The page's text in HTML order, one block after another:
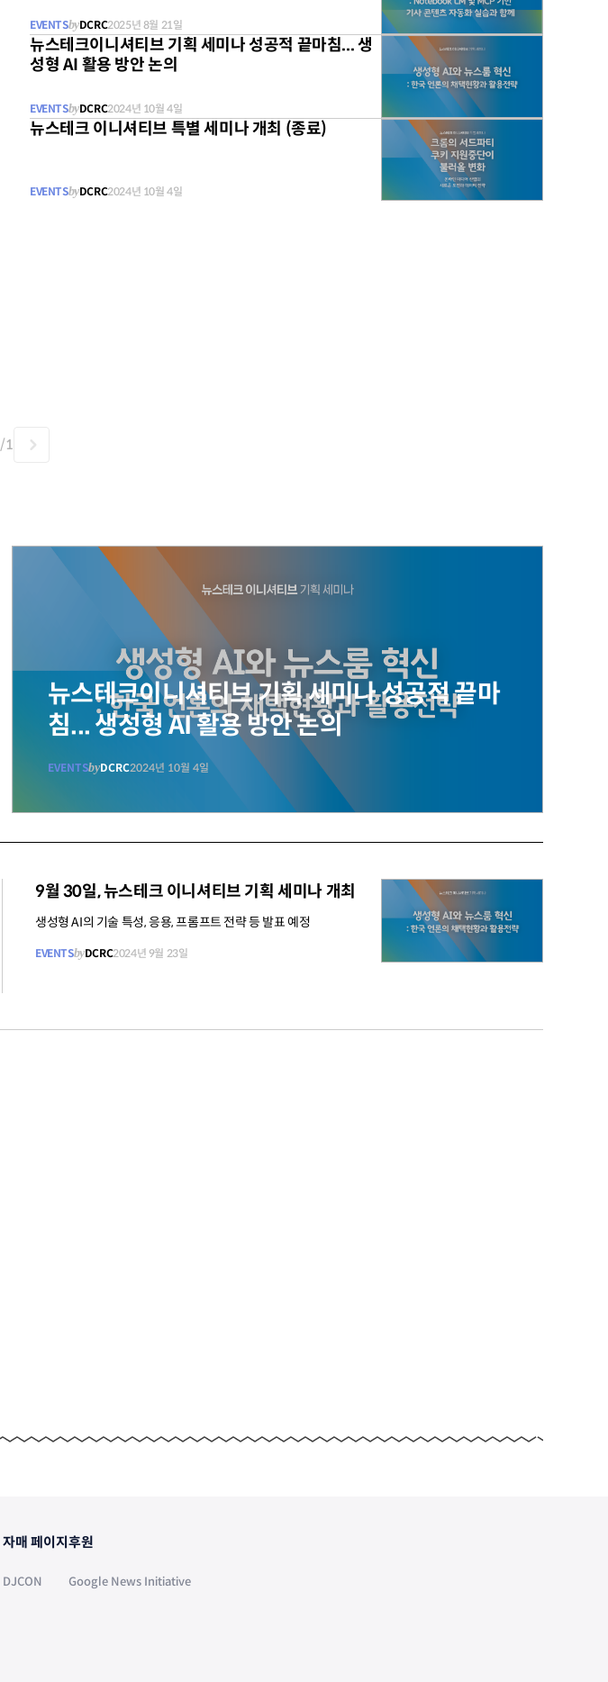
EVENTSbyDCRC2025년 8월 21일
뉴스테크이니셔티브 기획 세미나 성공적 끝마침... 생
성형 AI 활용 방안 논의
EVENTSbyDCRC2024년 10월 4일
뉴스테크 이니셔티브 특별 세미나 개최 (종료)
EVENTSbyDCRC2024년 10월 4일
/1
뉴스테크이니셔티브 기획 세미나 성공적 끝마
침... 생성형 AI 활용 방안 논의
EVENTSbyDCRC2024년 10월 4일
9월 30일, 뉴스테크 이니셔티브 기획 세미나 개최
생성형 AI의 기술 특성, 응용, 프롬프트 전략 등 발표 예정
EVENTSbyDCRC2024년 9월 23일
자매 페이지
DJCON
후원
Google News Initiative